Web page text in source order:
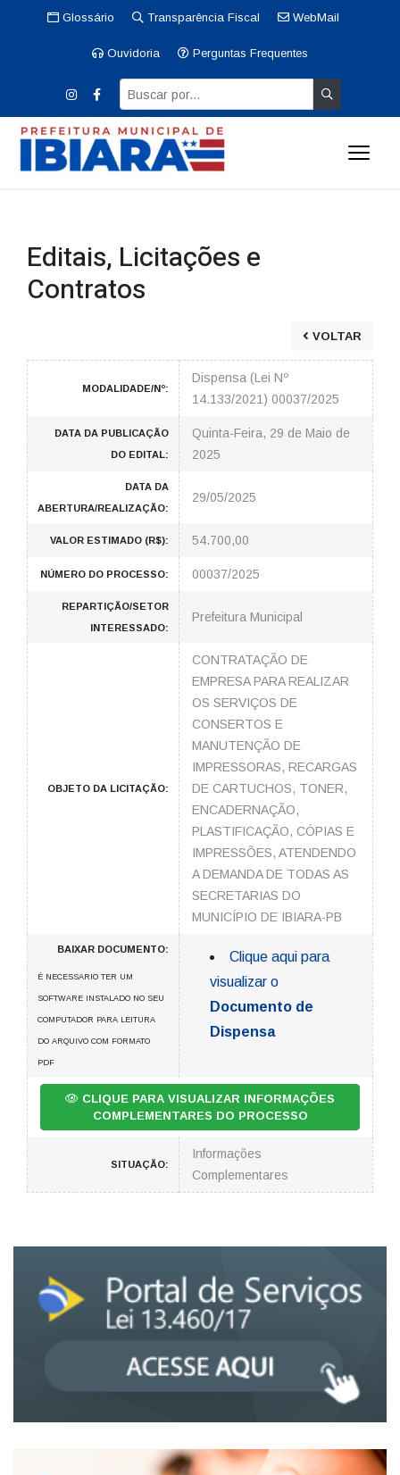
Glossário Transparência Fiscal WebMail
Ouvidoria Perguntas Frequentes
Editais, Licitações e
Contratos
VOLTAR
MODALIDADE/Nº:
Dispensa (Lei Nº
14.133/2021) 00037/2025
DATA DA PUBLICAÇÃO
DO EDITAL:
Quinta-Feira, 29 de Maio de
2025
DATA DA
ABERTURA/REALIZAÇÃO:
29/05/2025
VALOR ESTIMADO (R$): 54.700,00
NÚMERO DO PROCESSO: 00037/2025
REPARTIÇÃO/SETOR
INTERESSADO:
Prefeitura Municipal
OBJETO DA LICITAÇÃO:
CONTRATAÇÃO DE
EMPRESA PARA REALIZAR
OS SERVIÇOS DE
CONSERTOS E
MANUTENÇÃO DE
IMPRESSORAS, RECARGAS
DE CARTUCHOS, TONER,
ENCADERNAÇÃO,
PLASTIFICAÇÃO, CÓPIAS E
IMPRESSÕES, ATENDENDO
A DEMANDA DE TODAS AS
SECRETARIAS DO
MUNICÍPIO DE IBIARA-PB
BAIXAR DOCUMENTO:
É NECESSARIO TER UM
SOFTWARE INSTALADO NO SEU
COMPUTADOR PARA LEITURA
DO ARQUIVO COM FORMATO
PDF
Clique aqui para
visualizar o
Documento de
Dispensa
CLIQUE PARA VISUALIZAR INFORMAÇÕES
COMPLEMENTARES DO PROCESSO
SITUAÇÃO:
Informações
Complementares